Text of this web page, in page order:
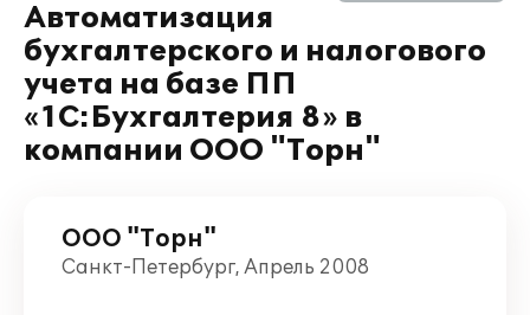
Автоматизация
бухгалтерского и налогового
учета на базе ПП
«1С:Бухгалтерия 8» в
компании ООО "Торн"
ООО "Торн"
Санкт-Петербург, Апрель 2008